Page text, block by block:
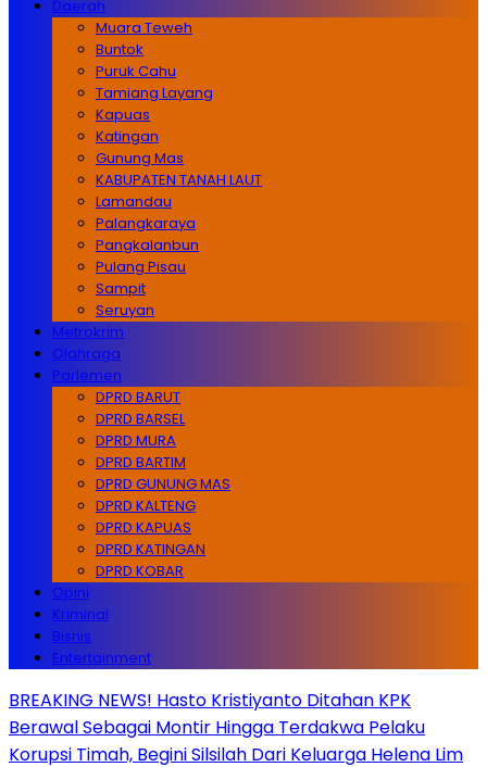
Daerah
Muara Teweh
Buntok
Puruk Cahu
Tamiang Layang
Kapuas
Katingan
Gunung Mas
KABUPATEN TANAH LAUT
Lamandau
Palangkaraya
Pangkalanbun
Pulang Pisau
Sampit
Seruyan
Metrokrim
Olahraga
Parlemen
DPRD BARUT
DPRD BARSEL
DPRD MURA
DPRD BARTIM
DPRD GUNUNG MAS
DPRD KALTENG
DPRD KAPUAS
DPRD KATINGAN
DPRD KOBAR
Opini
Kriminal
Bisnis
Entertainment
BREAKING NEWS! Hasto Kristiyanto Ditahan KPK
Berawal Sebagai Montir Hingga Terdakwa Pelaku
Korupsi Timah, Begini Silsilah Dari Keluarga Helena Lim